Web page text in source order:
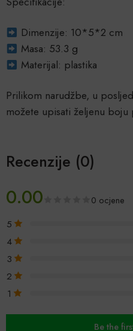
Dimenzije: 10*5*2 cm
Masa: 53.3 g
Materijal: plastika
Prilikom narudžbe, u
možete upisati željenu boju
Recenzije (0)
0.00 0 ocjene
5
4
3
2
1
Be the